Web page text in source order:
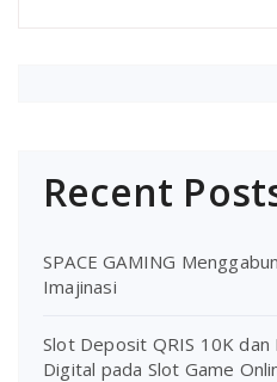
Recent
SPACE GAMING
Imajinasi
Slot Deposit QRIS 10K
Digital pada Slot Game